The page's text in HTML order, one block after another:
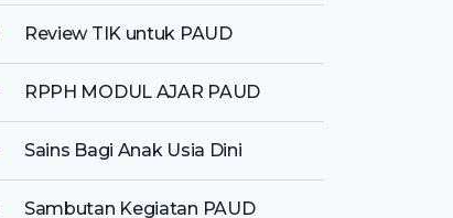
Review TIK untuk PAUD
RPPH MODUL AJAR PAUD
Sains Bagi Anak Usia Dini
Sambutan Kegiatan PAUD